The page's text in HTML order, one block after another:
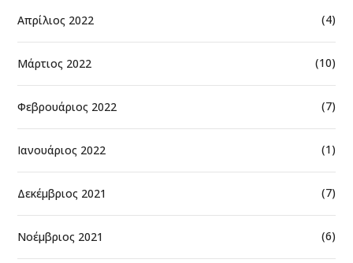
Απρίλιος 2022 (4)
Μάρτιος 2022 (10)
Φεβρουάριος 2022 (7)
Ιανουάριος 2022 (1)
Δεκέμβριος 2021 (7)
Νοέμβριος 2021 (6)